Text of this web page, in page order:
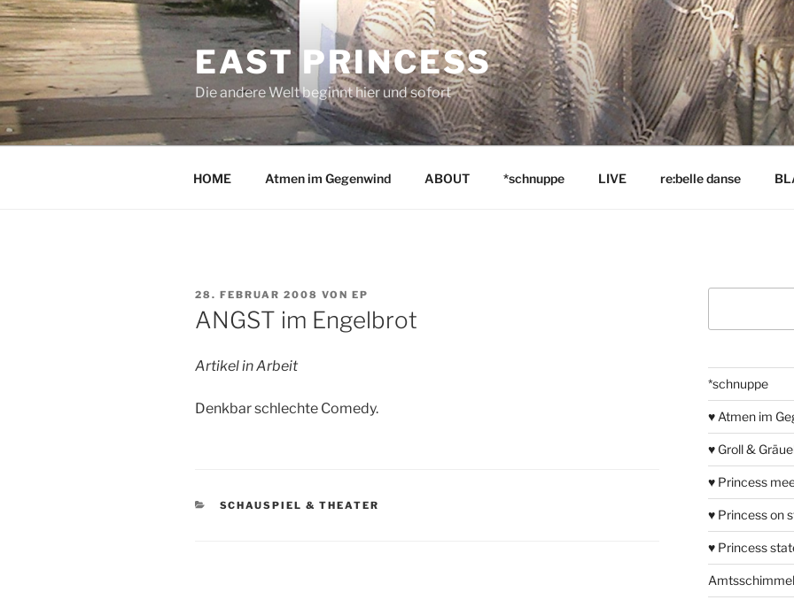
Zum
Inhalt
springen
EAST PRINCESS
Die andere Welt beginnt hier und sofort
HOME Atmen im Gegenwind ABOUT *schnuppe LIVE re:belle danse
VERÖFFENTLICHT
AM
28. FEBRUAR 2008 VON EP
ANGST im Engelbrot
Artikel in Arbeit
Denkbar schlechte Comedy.
KATEGORIEN
SCHAUSPIEL & THEATER
*schnuppe
♥ Atmen im
♥ Groll &
♥ Princess
♥ Princess on
♥ Princess
Amtsschimmel